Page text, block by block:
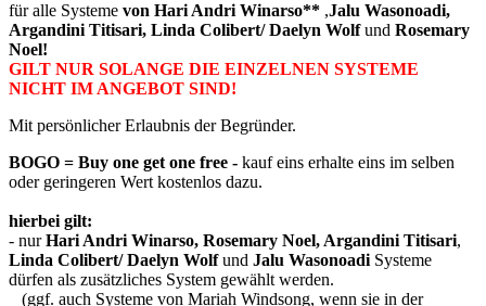
für alle Systeme von Hari Andri Winarso** ,Jalu Wasonoadi,
Argandini Titisari, Linda Colibert/ Daelyn Wolfund Rosemary
Noel!
GILT NUR SOLANGE DIE EINZELNEN SYSTEME
NICHT IM ANGEBOT SIND!
Mit persönlicher Erlaubnis der Begründer.
BOGO = Buy one get one free - kauf eins erhalte eins im selben
oder geringeren Wert kostenlos dazu.
hierbei gilt:
- nurHari Andri Winarso, Rosemary Noel, Argandini Titisari,
Linda Colibert/ Daelyn Wolfund Jalu Wasonoadi Systeme
dürfen als zusätzliches System gewählt werden.
(ggf. auch Systeme von Mariah Windsong, wenn sie in der